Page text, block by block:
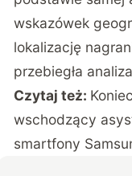
wskazówek
lokalizację
przebiegła
Czytaj też:
wschodzący
smartfony